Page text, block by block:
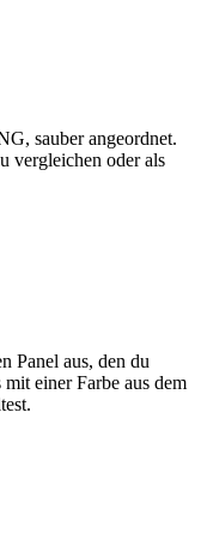
sauber angeordnet.
vergleichen oder als
Panel aus, den du
einer Farbe aus dem